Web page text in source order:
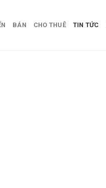
BÁN CHO THUÊ TIN TỨC